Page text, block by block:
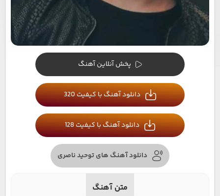
پخش آنلاین آهنگ
دانلود آهنگ با کیفیت 320
دانلود آهنگ با کیفیت 128
دانلود آهنگ های توحید ناصری
متن آهنگ